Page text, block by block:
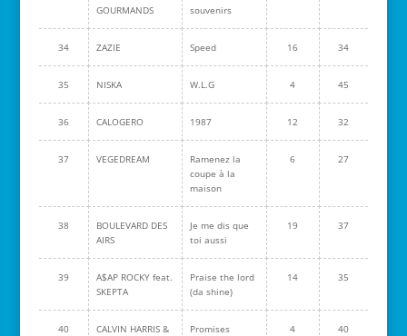
GOURMANDS
souvenirs
34 ZAZIE Speed 16 34
35 NISKA W.L.G 4 45
36 CALOGERO 1987 12 32
37 VEGEDREAM
Ramenez la
coupe à la
maison
6 27
38
BOULEVARD DES
AIRS
Je me dis que
toi aussi
19 37
39
A$AP ROCKY feat.
SKEPTA
Praise the lord
(da shine)
14 35
40
CALVIN HARRIS &
Promises 4 40